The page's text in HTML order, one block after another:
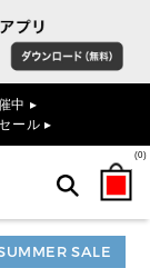
中 ▸
ール ▸
(0)
検索
SALE